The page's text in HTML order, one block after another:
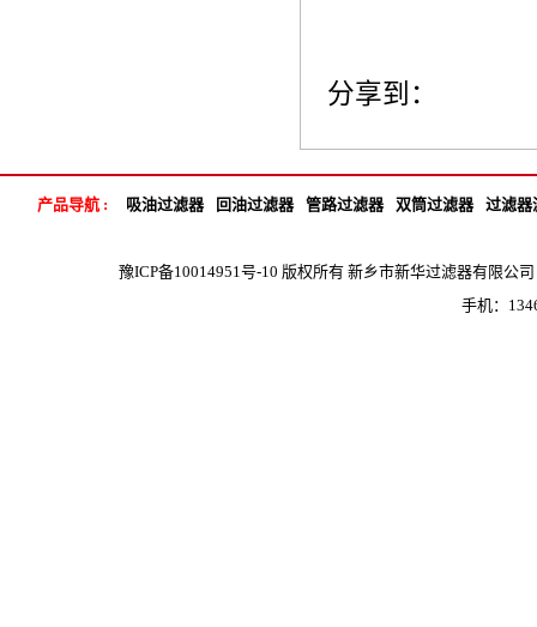
分享到：
产品导航 : 吸油过滤器 回油过滤器 管路过滤器 双筒过滤器 过滤器
豫ICP备10014951号-10 版权所有 新乡市新华过滤器有限公
手机：